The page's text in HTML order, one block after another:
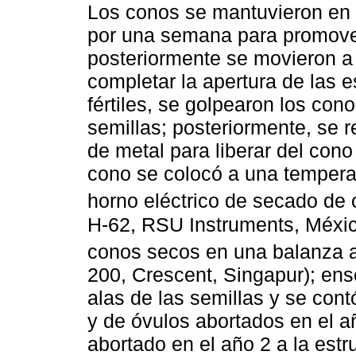
Los conos se mantuvieron
por una semana para
posteriormente se movieron
completar la apertura de las
fértiles, se golpearon los
semillas; posteriormente, se
de metal para liberar del
cono se colocó a una
horno eléctrico de secado
H-62, RSU Instruments,
conos secos en una balanza
200, Crescent, Singapur);
alas de las semillas y se
y de óvulos abortados en el
abortado en el año 2 a la